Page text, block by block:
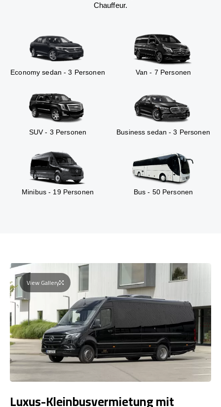
Chauffeur.
Economy sedan - 3 Personen Van - 7 Personen
SUV - 3 Personen Business sedan - 3 Personen
Minibus - 19 Personen Bus - 50 Personen
View Gallery
Luxus-Kleinbusvermietung mit